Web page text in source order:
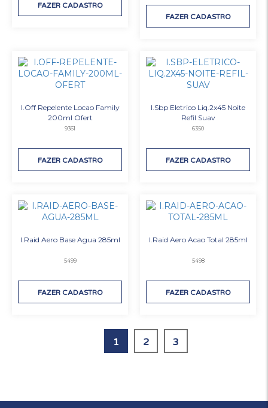
FAZER CADASTRO
FAZER CADASTRO
I.Off Repelente Locao Family
200ml Ofert
9361
FAZER CADASTRO
I.Sbp Eletrico Liq.2x45 Noite
Refil Suav
6350
FAZER CADASTRO
I.Raid Aero Base Agua 285ml
5499
FAZER CADASTRO
I.Raid Aero Acao Total 285ml
5498
FAZER CADASTRO
1 2 3